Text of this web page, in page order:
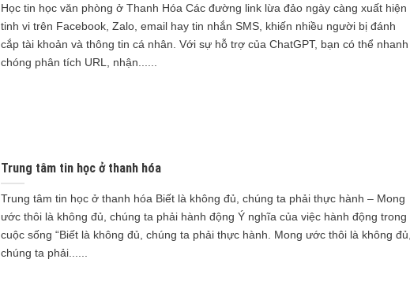
Học tin học văn phòng ở Thanh Hóa Các đường link lừa đảo ngày càng xuất hiện
tinh vi trên Facebook, Zalo, email hay tin nhắn SMS, khiến nhiều người bị đánh
cắp tài khoản và thông tin cá nhân. Với sự hỗ trợ của ChatGPT, bạn có thể nhanh
chóng phân tích URL, nhận......
Trung tâm tin học ở thanh hóa
Trung tâm tin học ở thanh hóa Biết là không đủ, chúng ta phải thực hành – Mong
ước thôi là không đủ, chúng ta phải hành động Ý nghĩa của việc hành động trong
cuộc sống “Biết là không đủ, chúng ta phải thực hành. Mong ước thôi là không đủ,
chúng ta phải......